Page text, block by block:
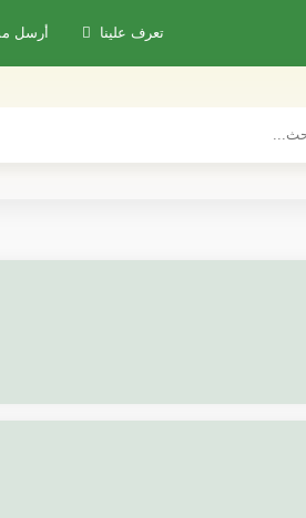
تعرف علينا أرسل